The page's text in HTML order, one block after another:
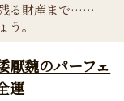
る財産まで……
。
厭魏のパーフェ
運